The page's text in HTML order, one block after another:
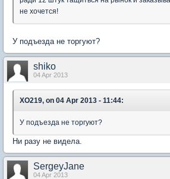
не хочется!
У подъезда не торгуют?
shiko
04 Apr 2013
XO219, on 04 Apr 2013 - 11:44:
У подъезда не торгуют?
Ни разу не видела.
SergeyJane
04 Apr 2013